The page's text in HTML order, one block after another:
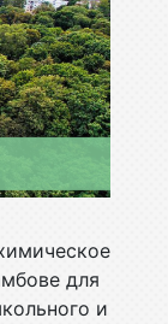
для
и